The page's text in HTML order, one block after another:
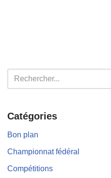
Catégories
Bon plan
Championnat fédéral
Compétitions